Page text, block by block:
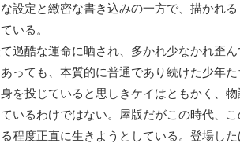
設定と緻密な書き込みの一方で、描かれ
いる。
過酷な運命に晒され、多かれ少なかれ歪
っても、本質的に普通であり続けた少年た
を投じていると思しきケイはともかく、
いるわけではない。屋版だがこの時代、
程度正直に生きようとしている。登場し